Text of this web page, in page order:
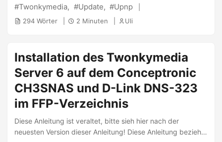
drüber installiert ohne die bestehende Konfiguration zu
verlieren. Einfach getan, wie dieser Beitrag zeigt. Dieser
Twonkymedia
Update Upnp
294 Wörter 2 Minuten Uli
Installation des Twonkymedia
Server 6 auf dem Conceptronic
CH3SNAS und D-Link DNS-323
im FFP-Verzeichnis
Diese Anleitung ist veraltet, bitte sieh hier nach der
neuesten Version dieser Anleitung! Diese Anleitung bezieht